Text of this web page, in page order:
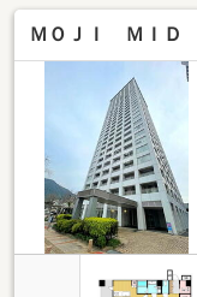
つでも♪〇
187.400円♪
2匹まで)〇
り新品交
◆柳里中学
司店：徒歩
分◆福岡銀
ＭＯＪＩ ＭＩＤ